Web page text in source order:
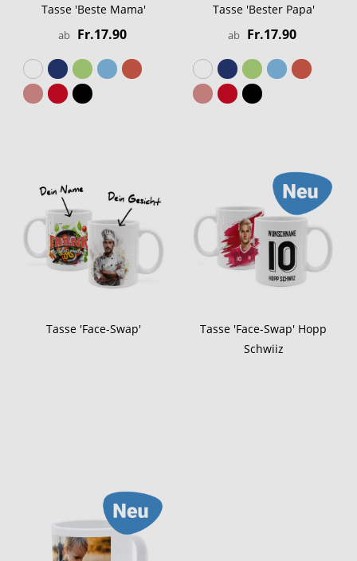
Tasse 'Beste Mama'
ab Fr.17.90
Tasse 'Bester Papa'
ab Fr.17.90
Tasse 'Face-Swap'
Tasse 'Face-Swap' Hopp
Schwiiz